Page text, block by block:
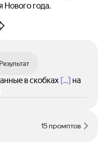
Нового года.
Результат
в скобках [...] на
15 промптов